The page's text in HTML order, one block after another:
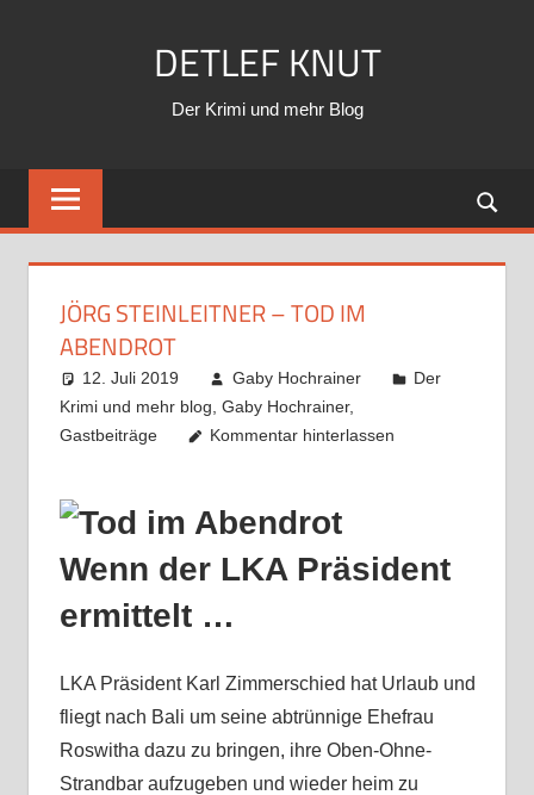
DETLEF KNUT
Der Krimi und mehr Blog
JÖRG STEINLEITNER – TOD IM
ABENDROT
12. Juli 2019 Gaby Hochrainer
Der
Krimi und mehr blog Gaby Hochrainer,
Gastbeiträge
Kommentar hinterlassen
Wenn der LKA Präsident
ermittelt …
LKA Präsident Karl Zimmerschied hat Urlaub und
fliegt nach Bali um seine abtrünnige Ehefrau
Roswitha dazu zu bringen, ihre Oben-Ohne-
Strandbar aufzugeben und wieder heim zu